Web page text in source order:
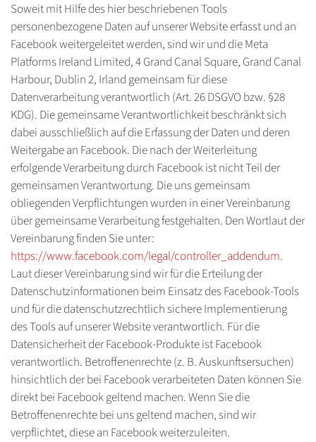
Soweit mit Hilfe des hier beschriebenen Tools
personenbezogene Daten auf unserer Website erfasst und an
Facebook weitergeleitet werden, sind wir und die Meta
Platforms Ireland Limited, 4 Grand Canal Square, Grand Canal
Harbour, Dublin 2, Irland gemeinsam für diese
Datenverarbeitung verantwortlich (Art. 26 DSGVO bzw. §28
KDG). Die gemeinsame Verantwortlichkeit beschränkt sich
dabei ausschließlich auf die Erfassung der Daten und deren
Weitergabe an Facebook. Die nach der Weiterleitung
erfolgende Verarbeitung durch Facebook ist nicht Teil der
gemeinsamen Verantwortung. Die uns gemeinsam
obliegenden Verpflichtungen wurden in einer Vereinbarung
über gemeinsame Verarbeitung festgehalten. Den Wortlaut der
Vereinbarung finden Sie unter:
https://www.facebook.com/legal/controller_addendum.
Laut dieser Vereinbarung sind wir für die Erteilung der
Datenschutzinformationen beim Einsatz des Facebook-Tools
und für die datenschutzrechtlich sichere Implementierung
des Tools auf unserer Website verantwortlich. Für die
Datensicherheit der Facebook-Produkte ist Facebook
verantwortlich. Betroffenenrechte (z. B. Auskunftsersuchen)
hinsichtlich der bei Facebook verarbeiteten Daten können Sie
direkt bei Facebook geltend machen. Wenn Sie die
Betroffenenrechte bei uns geltend machen, sind wir
verpflichtet, diese an Facebook weiterzuleiten.